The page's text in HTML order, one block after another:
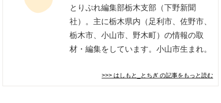
とりぷれ編集部栃木支部（下野新聞
社）。主に栃木県内（足利市、佐野市、
栃木市、小山市、野木町）の情報の取
材・編集をしています。小山市生まれ。
>>> はしもと_とちぎ の記事をもっと読む